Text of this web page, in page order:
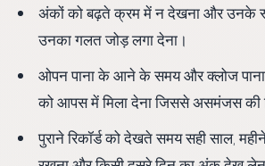
अंकों को बढ़ते क्रम में न देखना और उनके
उनका गलत जोड़ लगा देना।
ओपन पाना के आने के समय और क्लोज
को आपस में मिला देना जिससे असमंजस की
पुराने रिकॉर्ड को देखते समय सही साल,